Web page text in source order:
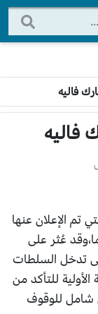
فاليه
فاليه
تم الإعلان عنها
عُثر على
تدخل السلطات
للتأكد من
شامل للوقوف